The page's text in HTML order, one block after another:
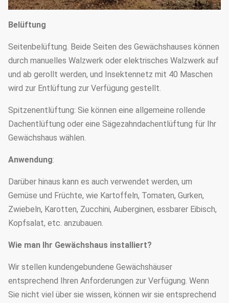
Belüftung
Seitenbelüftung. Beide Seiten des Gewächshauses können
durch manuelles Walzwerk oder elektrisches Walzwerk auf
und ab gerollt werden, und Insektennetz mit 40 Maschen
wird zur Entlüftung zur Verfügung gestellt.
Spitzenentlüftung: Sie können eine allgemeine rollende
Dachentlüftung oder eine Sägezahndachentlüftung für Ihr
Gewächshaus wählen.
Anwendung:
Darüber hinaus kann es auch verwendet werden, um
Gemüse und Früchte, wie Kartoffeln, Tomaten, Gurken,
Zwiebeln, Karotten, Zucchini, Auberginen, essbarer Eibisch,
Kopfsalat, etc. anzubauen.
Wie man Ihr Gewächshaus installiert?
Wir stellen kundengebundene Gewächshäuser
entsprechend Ihren Anforderungen zur Verfügung. Wenn
Sie nicht viel über sie wissen, können wir sie entsprechend